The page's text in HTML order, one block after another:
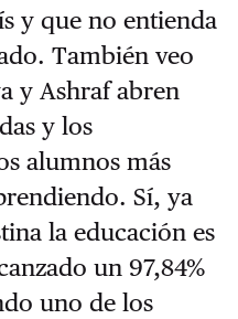
y que no entienda
También veo
y Ashraf abren
y los
alumnos más
Sí, ya
la educación es
un 97,84%
uno de los